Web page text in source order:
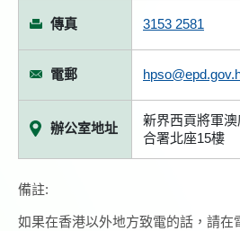
傳真 3153 2581
電郵
辦公室地址
新界西貢將軍
合署北座15樓
備註:
如果在香港以外地方致電的話，請在